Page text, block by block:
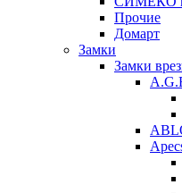
Прочие
Домарт
Замки
Замки